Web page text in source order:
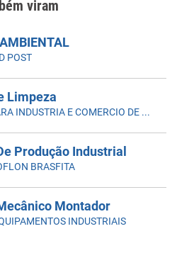
viram
POST
Limpeza
NIAGARA INDUSTRIA E COMERCIO DE VALVULAS LTDA
Produção Industrial
BRASFITA
Montador
INDUSTRIAIS